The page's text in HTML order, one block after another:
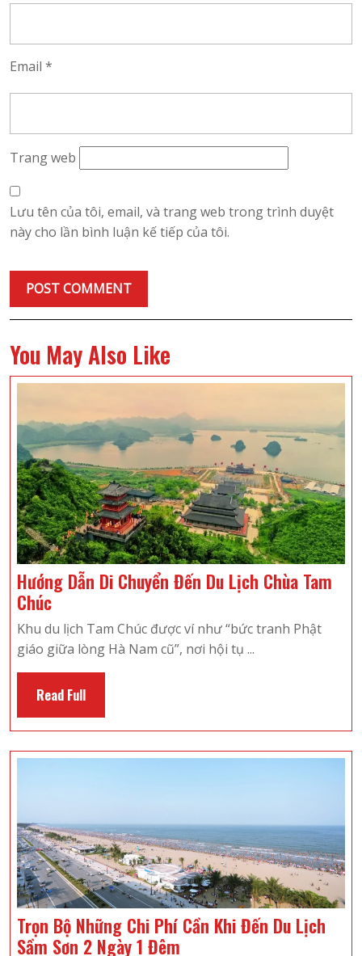
Email *
Trang web
Lưu tên của tôi, email, và trang web trong trình duyệt
này cho lần bình luận kế tiếp của tôi.
You May Also Like
Hướng Dẫn Di Chuyển Đến Du Lịch Chùa Tam
ChúcHướng
Dẫn
Di
Chuyển
Đến
Du
Lịch
Chùa
Khu du lịch Tam Chúc được ví như “bức tranh Phật
giáo giữa lòng Hà Nam cũ”, nơi hội tụ ...
Read FullRead
Full
Trọn Bộ Những Chi Phí Cần Khi Đến Du Lịch
Sầm Sơn 2 Ngày 1 Đêm